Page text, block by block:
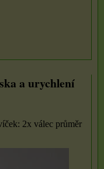
a urychlení
2x válec průměr